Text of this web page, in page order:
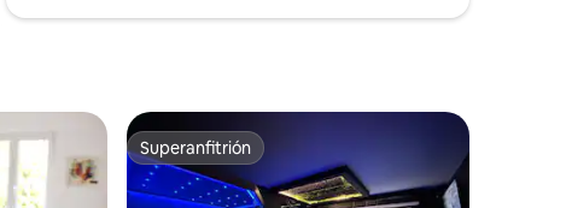
Superanfitrión
Superanfitrión